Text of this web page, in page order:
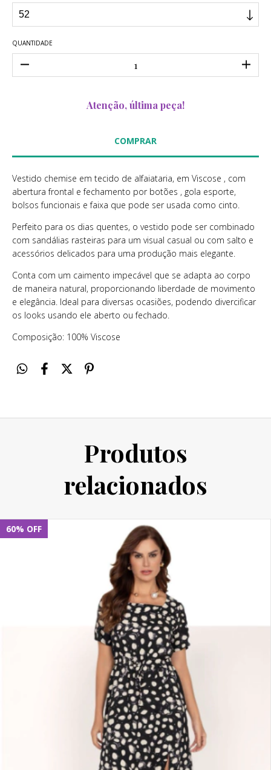
QUANTIDADE
Atenção, última peça!
Vestido chemise em tecido de alfaiataria, em Viscose , com
abertura frontal e fechamento por botões , gola esporte,
bolsos funcionais e faixa que pode ser usada como cinto.
Perfeito para os dias quentes, o vestido pode ser combinado
com sandálias rasteiras para um visual casual ou com salto e
acessórios delicados para uma produção mais elegante.
Conta com um caimento impecável que se adapta ao corpo
de maneira natural, proporcionando liberdade de movimento
e elegância. Ideal para diversas ocasiões, podendo divercificar
os looks usando ele aberto ou fechado.
Composição: 100% Viscose
Produtos
relacionados
60% OFF